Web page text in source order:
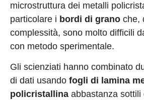
microstruttura dei metalli
particolare i bordi di grano che,
complessità, sono molto difficili
con metodo sperimentale.
Gli scienziati hanno combinato
di dati usando fogli di lamina
policristallina abbastanza sottili